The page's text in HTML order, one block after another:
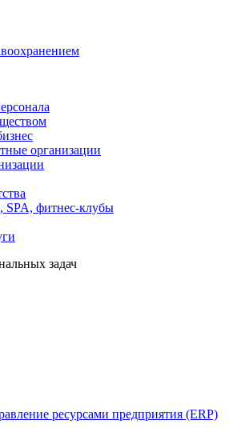
организации
SPA, фитнес-клубы
задач
ресурсами предприятия (ERP)